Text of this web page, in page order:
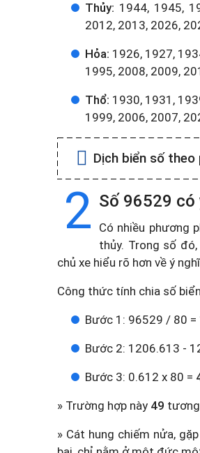
Thủy: 1944, 1945,
2012, 2013, 2026,
Hỏa: 1926, 1927,
1995, 2008, 2009,
Thổ: 1930, 1931,
1999, 2006, 2007,
Dịch biển số theo
2 Số 96529 có
Có nhiều phương
thủy. Trong số
chủ xe hiểu rõ hơn về ý
Công thức tính chia số
Bước 1: 96529 / 80
Bước 2: 1206.613 -
Bước 3: 0.612 x 80 =
» Trường hợp này 49
» Cát hung chiếm nửa,